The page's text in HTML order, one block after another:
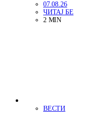
07.08.26
ЧИТАЈ БЕ
2 MIN
ВЕСТИ